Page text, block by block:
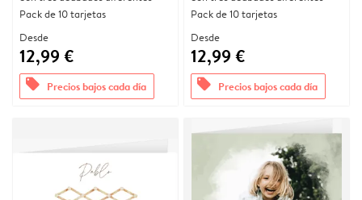
Pack de 10 tarjetas
Desde
12,99 €
offers Precios bajos cada día
Pack de 10 tarjetas
Desde
12,99 €
offers Precios bajos cada día